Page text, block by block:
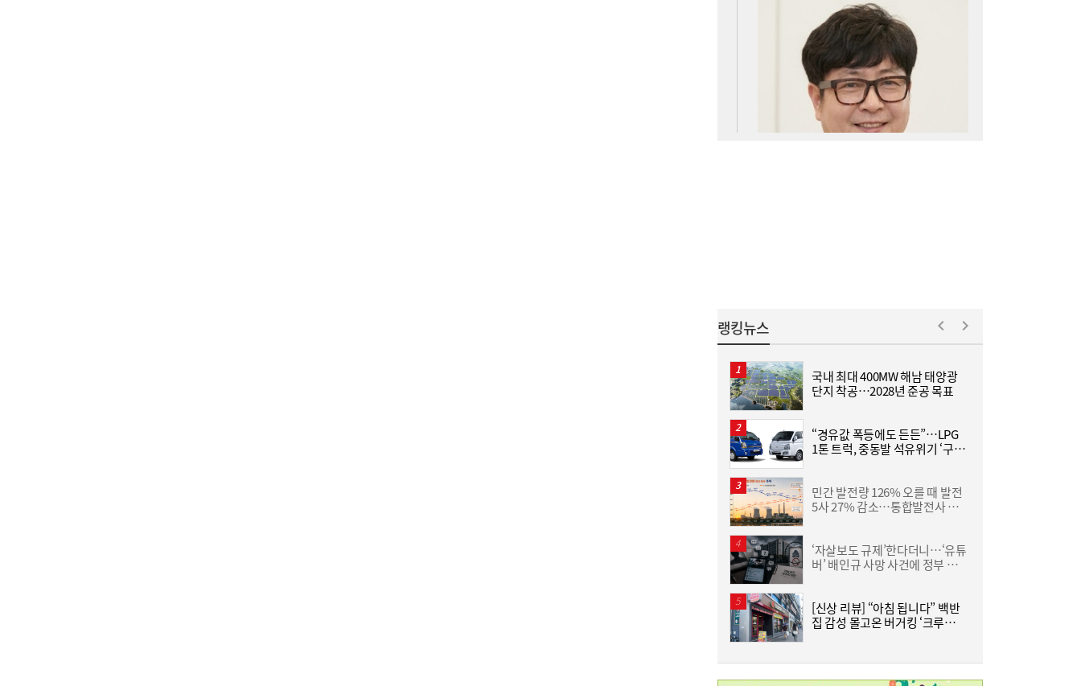
16:35
[여전사 풍향계] KB국민카드, ‘유스클럽 체크
카드’ 20만장 돌파外
랭킹뉴스
국내 최대 400MW 해남 태양광
단지 착공…2028년 준공 목표
“경유값 폭등에도 든든”…LPG
1톤 트럭, 중동발 석유위기 ‘구원
민간 발전량 126% 오를 때 발전
5사 27% 감소…통합발전사 출
‘자살보도 규제’한다더니…‘유튜
버’ 배인규 사망 사건에 정부 대
[신상 리뷰] “아침 됩니다” 백반
집 감성 몰고온 버거킹 ‘크루아상